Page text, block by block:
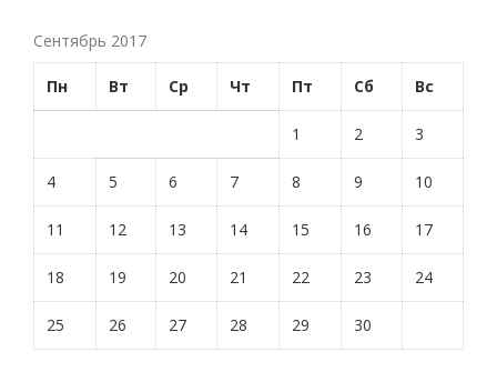
Сентябрь 2017
Пн Вт Ср Чт Пт Сб Вс
1 2 3
4 5 6 7 8 9 10
11 12 13 14 15 16 17
18 19 20 21 22 23 24
25 26 27 28 29 30